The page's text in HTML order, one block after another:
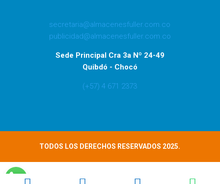
secretaria@almacenesfuller.com.co
publicidad@almacenesfuller.com.co
Sede Principal Cra 3a Nº 24-49
Quibdó - Chocó
(+57) 4 671 2373
TODOS LOS DERECHOS RESERVADOS 2025.